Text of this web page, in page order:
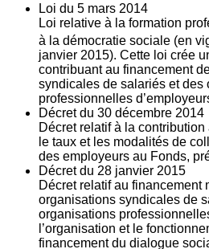
Loi du 5 mars 2014
Loi relative à la formation
à la démocratie sociale (en
janvier 2015). Cette loi crée
contribuant au financement
syndicales de salariés et des
professionnelles
Décret du 30 décembre 2014
Décret relatif à la
le taux et les modalités de
des employeurs au Fonds,
Décret du 28 janvier 2015
Décret relatif au financement
organisations syndicales de
organisations
l’organisation et le
financement du dialogue